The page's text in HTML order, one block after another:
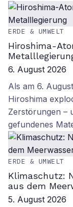
ERDE & UMWELT
Hiroshima-
6. August 2026
Als am 6.
Hiroshima
Zerstörungen –
gefundenes
ERDE & UMWELT
Klimaschutz:
aus dem
5. August 2026